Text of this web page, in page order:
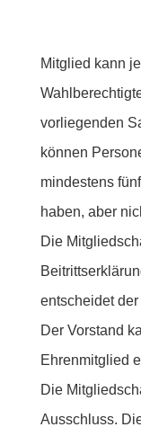
Mitglied kann
vorliegenden
können
mindestens
haben, aber
Die
entscheidet der
Der Vorstand
Ehrenmitglied
Die
Ausschluss.